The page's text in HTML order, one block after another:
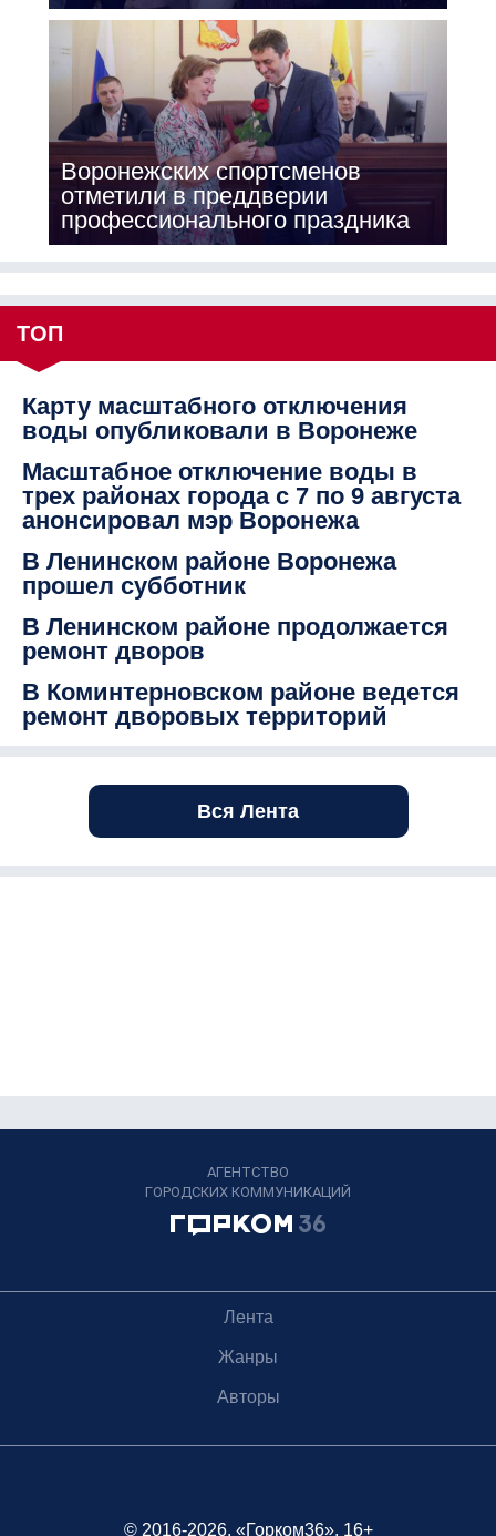
Воронежских спортсменов
отметили в преддверии
профессионального праздника
ТОП
Карту масштабного отключения
воды опубликовали в Воронеже
Масштабное отключение воды в
трех районах города с 7 по 9 августа
анонсировал мэр Воронежа
В Ленинском районе Воронежа
прошел субботник
В Ленинском районе продолжается
ремонт дворов
В Коминтерновском районе ведется
ремонт дворовых территорий
Вся Лента
АГЕНТСТВО
ГОРОДСКИХ КОММУНИКАЦИЙ
Лента
Жанры
Авторы
© 2016-2026, «Горком36», 16+